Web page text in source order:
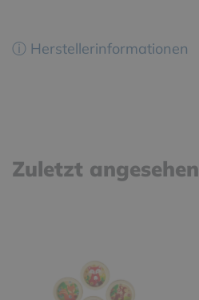
ⓘ Herstellerinformationen
Zuletzt angesehen